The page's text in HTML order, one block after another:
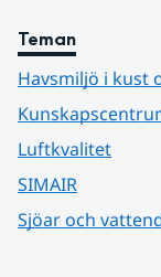
Teman
Havsmiljö i kust
Luftkvalitet
SIMAIR
Sjöar och